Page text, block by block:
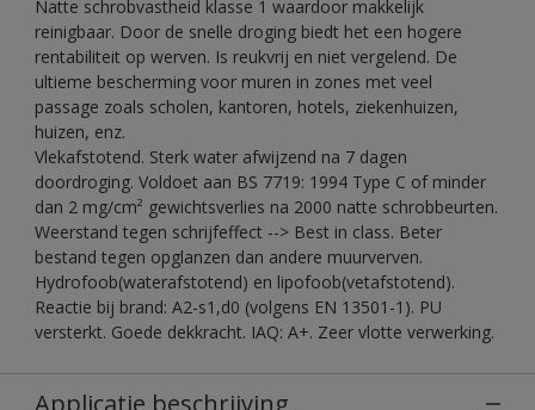
Natte schrobvastheid klasse 1 waardoor makkelijk
reinigbaar. Door de snelle droging biedt het een hogere
rentabiliteit op werven. Is reukvrij en niet vergelend. De
ultieme bescherming voor muren in zones met veel
passage zoals scholen, kantoren, hotels, ziekenhuizen,
huizen, enz.
Vlekafstotend. Sterk water afwijzend na 7 dagen
doordroging. Voldoet aan BS 7719: 1994 Type C of minder
dan 2 mg/cm² gewichtsverlies na 2000 natte schrobbeurten.
Weerstand tegen schrijfeffect --> Best in class. Beter
bestand tegen opglanzen dan andere muurverven.
Hydrofoob(waterafstotend) en lipofoob(vetafstotend).
Reactie bij brand: A2-s1,d0 (volgens EN 13501-1). PU
versterkt. Goede dekkracht. IAQ: A+. Zeer vlotte verwerking.
Applicatie beschrijving